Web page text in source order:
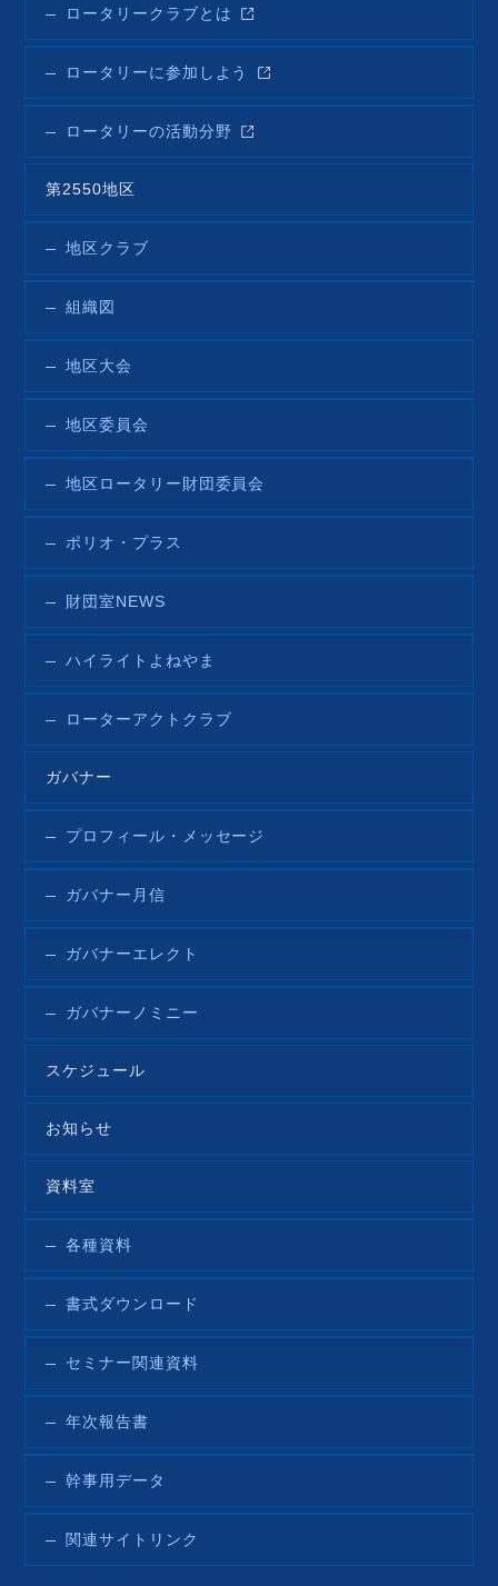
ロータリークラブとは
ロータリーに参加しよう
ロータリーの活動分野
第2550地区
地区クラブ
組織図
地区大会
地区委員会
地区ロータリー財団委員会
ポリオ・プラス
財団室NEWS
ハイライトよねやま
ローターアクトクラブ
ガバナー
プロフィール・メッセージ
ガバナー月信
ガバナーエレクト
ガバナーノミニー
スケジュール
お知らせ
資料室
各種資料
書式ダウンロード
セミナー関連資料
年次報告書
幹事用データ
関連サイトリンク